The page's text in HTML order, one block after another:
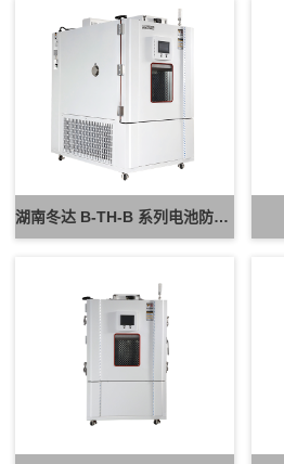
湖南冬达 B-TH-B 系列电池防爆试验箱 新能源电池高低温防爆测试设备